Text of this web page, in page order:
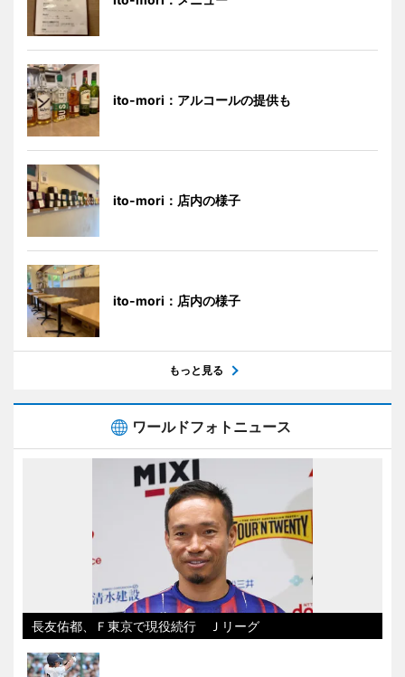
ito-mori：アルコールの提供も
ito-mori：店内の様子
ito-mori：店内の様子
もっと見る
ワールドフォトニュース
長友佑都、Ｆ東京で現役続行 Ｊリーグ